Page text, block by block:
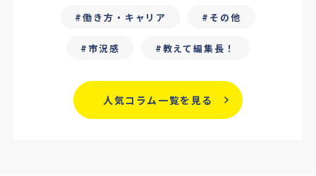
#雇用型ギグワーク #面接
#人材の見極め方 #面接評価シート
#戦略人事 #業界別
#働き方改革 #労務 #リーダーシップ
働き方・キャリア その他
市況感 教えて編集長！
人気コラム一覧を見る